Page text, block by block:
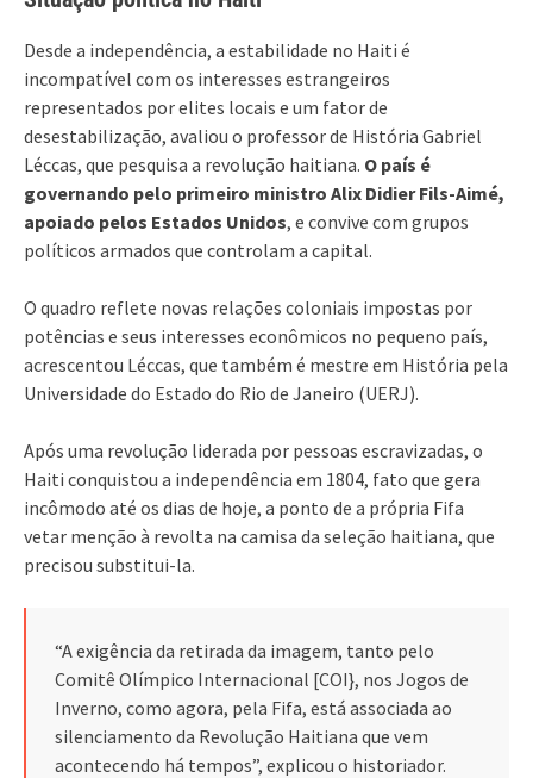
Desde a independência, a estabilidade no Haiti é
incompatível com os interesses estrangeiros
representados por elites locais e um fator de
desestabilização, avaliou o professor de História Gabriel
Léccas, que pesquisa a revolução haitiana. O país é
governando pelo primeiro ministro Alix Didier Fils-Aimé,
apoiado pelos Estados Unidos, e convive com grupos
políticos armados que controlam a capital.
O quadro reflete novas relações coloniais impostas por
potências e seus interesses econômicos no pequeno país,
acrescentou Léccas, que também é mestre em História pela
Universidade do Estado do Rio de Janeiro (UERJ).
Após uma revolução liderada por pessoas escravizadas, o
Haiti conquistou a independência em 1804, fato que gera
incômodo até os dias de hoje, a ponto de a própria Fifa
vetar menção à revolta na camisa da seleção haitiana, que
precisou substitui-la.
“A exigência da retirada da imagem, tanto pelo
Comitê Olímpico Internacional [COI}, nos Jogos de
Inverno, como agora, pela Fifa, está associada ao
silenciamento da Revolução Haitiana que vem
acontecendo há tempos”, explicou o historiador.